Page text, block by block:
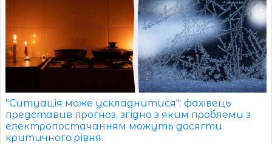
"Ситуація може ускладнитися": фахівець
представив прогноз, згідно з яким проблеми з
електропостачанням можуть досягти
критичного рівня.